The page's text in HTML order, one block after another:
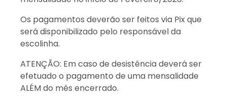
Os pagamentos deverão ser feitos via Pix que
será disponibilizado pelo responsável da
escolinha.
ATENÇÃO: Em caso de desistência deverá ser
efetuado o pagamento de uma mensalidade
ALÉM do mês encerrado.